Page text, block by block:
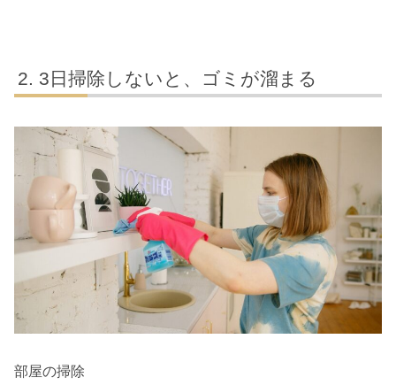
3日掃除しないと、ゴミが溜まる
部屋の掃除